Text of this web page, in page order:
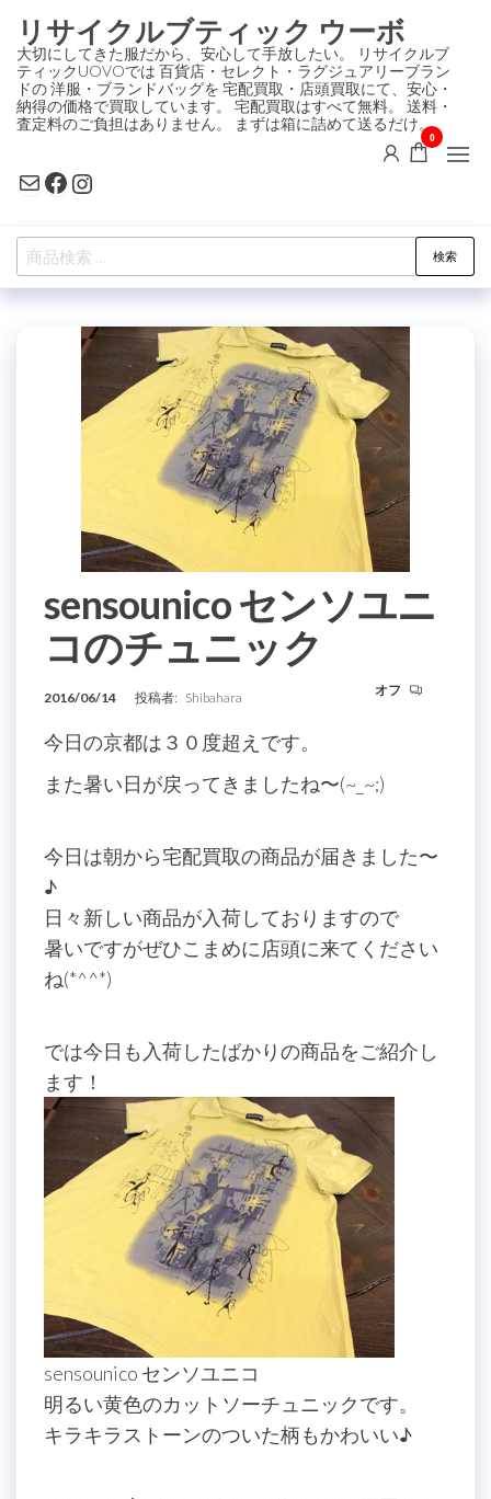
ン
テ
ン
ツ
プ
リサイクルブティック ウーボ
大切にしてきた服だから、安心して手放したい。 リサイクルブ
ティックUOVOでは 百貨店・セレクト・ラグジュアリーブラン
ドの 洋服・ブランドバッグを 宅配買取・店頭買取にて、安心・
納得の価格で買取しています。 宅配買取はすべて無料。 送料・
査定料のご負担はありません。 まずは箱に詰めて送るだけ。
MailFacebook
Instagram
0
検
索
検索
sensounico センソユニ
コのチュニック
2016/06/14 投稿者: Shibahara オフ
今日の京都は３０度超えです。
また暑い日が戻ってきましたね〜(~_~;)
今日は朝から宅配買取の商品が届きました〜
♪
日々新しい商品が入荷しておりますので
暑いですがぜひこまめに店頭に来てください
ね(*^^*)
では今日も入荷したばかりの商品をご紹介し
ます！
sensounico センソユニコ
明るい黄色のカットソーチュニックです。
キラキラストーンのついた柄もかわいい♪